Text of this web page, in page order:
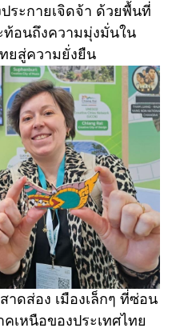
ระกายเจิดจ้า ด้วยพื้นที่
อนถึงความมุ่งมั่นใน
ยสู่ความยั่งยืน
ดส่อง เมืองเล็กๆ ที่ซ่อน
เหนือของประเทศไทย